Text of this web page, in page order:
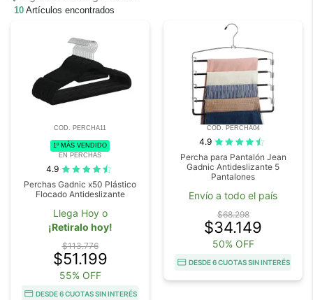
10 Artículos encontrados
COD. PERCHA11
1º MÁS VENDIDO
EN PERCHAS
4.9
Perchas Gadnic x50 Plástico
Flocado Antideslizante
Llega Hoy o
¡Retiralo hoy!
$113.776
$51.199
55% OFF
DESDE 6 CUOTAS SIN INTERÉS
COD. PERCHA04
4.9
Percha para Pantalón Jean
Gadnic Antideslizante 5
Pantalones
Envío a todo el país
$68.298
$34.149
50% OFF
DESDE 6 CUOTAS SIN INTERÉS